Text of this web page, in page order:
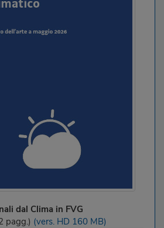
dal Clima in FVG
pagg.) (vers. HD 160 MB)